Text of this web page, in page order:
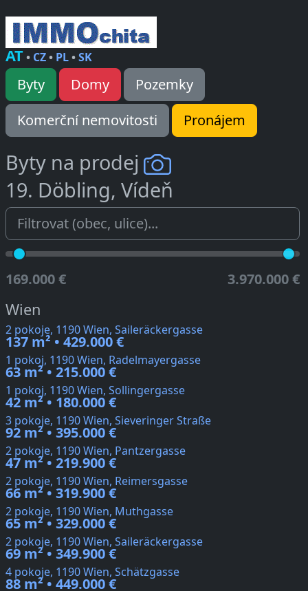
AT• CZ• PL•SK
Byty Domy
Pozemky
Komerční nemovitosti
Pronájem
Byty na prodej
19. Döbling, Vídeň
169.000 € 3.970.000 €
Wien
2 pokoje, 1190 Wien, Saileräckergasse
137 m² • 429.000 €
1 pokoj, 1190 Wien, Radelmayergasse
63 m² • 215.000 €
1 pokoj, 1190 Wien, Sollingergasse
42 m² • 180.000 €
3 pokoje, 1190 Wien, Sieveringer Straße
92 m² • 395.000 €
2 pokoje, 1190 Wien, Pantzergasse
47 m² • 219.900 €
2 pokoje, 1190 Wien, Reimersgasse
66 m² • 319.900 €
2 pokoje, 1190 Wien, Muthgasse
65 m² • 329.000 €
2 pokoje, 1190 Wien, Saileräckergasse
69 m² • 349.900 €
4 pokoje, 1190 Wien, Schätzgasse
88 m² • 449.000 €